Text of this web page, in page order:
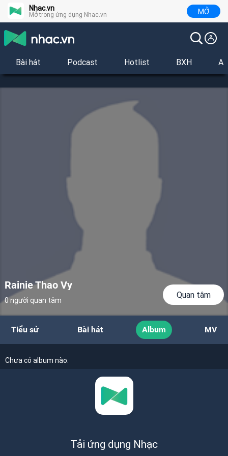
Nhac.vn
Mở trong ứng dụng Nhac.vn MỞ
Bài hát Podcast Hotlist BXH
Rainie Thao Vy
0 người quan tâm
Quan tâm
Tiểu sử Bài hát Album MV
Chưa có album nào.
Tải ứng dụng Nhạc